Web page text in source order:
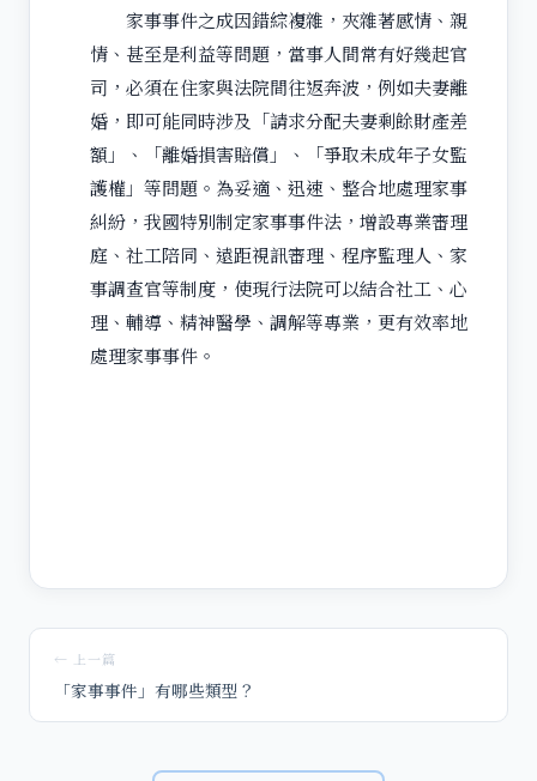
家事事件之成因錯綜複雜，夾雜著感情、親
情、甚至是利益等問題，當事人間常有好幾起官
司，必須在住家與法院間往返奔波，例如夫妻離
婚，即可能同時涉及「請求分配夫妻剩餘財產差
額」、「離婚損害賠償」、「爭取未成年子女監
護權」等問題。為妥適、迅速、整合地處理家事
糾紛，我國特別制定家事事件法，增設專業審理
庭、社工陪同、遠距視訊審理、程序監理人、家
事調查官等制度，使現行法院可以結合社工、心
理、輔導、精神醫學、調解等專業，更有效率地
處理家事事件。
← 上一篇
「家事事件」有哪些類型？